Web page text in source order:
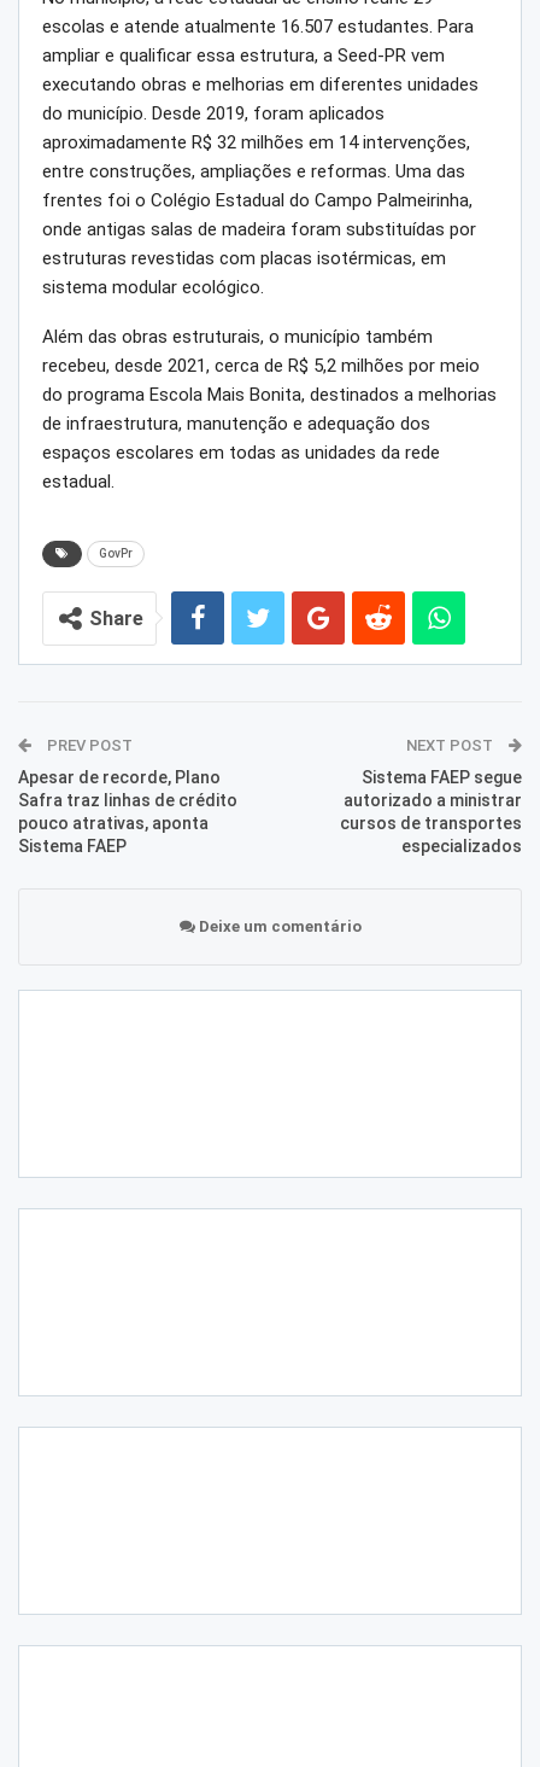
escolas e atende atualmente 16.507 estudantes. Para
ampliar e qualificar essa estrutura, a Seed-PR vem
executando obras e melhorias em diferentes unidades
do município. Desde 2019, foram aplicados
aproximadamente R$ 32 milhões em 14 intervenções,
entre construções, ampliações e reformas. Uma das
frentes foi o Colégio Estadual do Campo Palmeirinha,
onde antigas salas de madeira foram substituídas por
estruturas revestidas com placas isotérmicas, em
sistema modular ecológico.
Além das obras estruturais, o município também
recebeu, desde 2021, cerca de R$ 5,2 milhões por meio
do programa Escola Mais Bonita, destinados a melhorias
de infraestrutura, manutenção e adequação dos
espaços escolares em todas as unidades da rede
estadual.
GovPr
Share
PREV POST
Apesar de recorde, Plano
Safra traz linhas de crédito
pouco atrativas, aponta
Sistema FAEP
NEXT POST
Sistema FAEP segue
autorizado a ministrar
cursos de transportes
especializados
Deixe um comentário